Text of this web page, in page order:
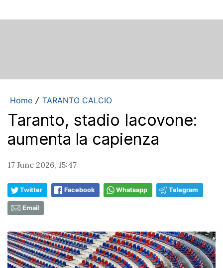
Home / TARANTO CALCIO
Taranto, stadio Iacovone:
aumenta la capienza
17 June 2026, 15:47
Twitter Facebook Whatsapp Telegram
Email